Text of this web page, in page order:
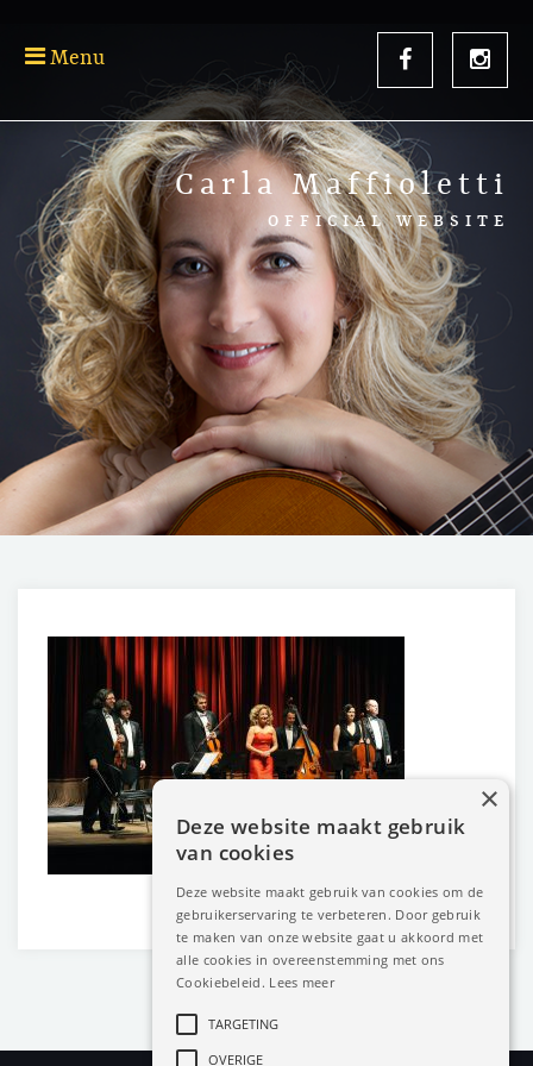
Menu
Carla Maffioletti
OFFICIAL WEBSITE
Deze website maakt gebruik
van cookies
Deze website maakt gebruik van cookies om de
gebruikerservaring te verbeteren. Door gebruik
te maken van onze website gaat u akkoord met
alle cookies in overeenstemming met ons
Cookiebeleid. Lees meer
TARGETING
OVERIGE
×